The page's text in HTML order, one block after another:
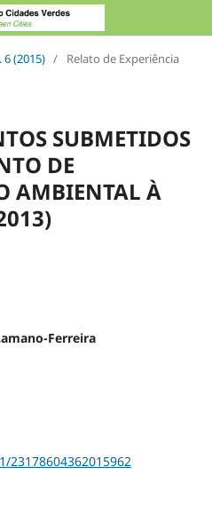
6 (2015) / Relato de Experiência
SUBMETIDOS
DE
AMBIENTAL À
Ferreira
23178604362015962